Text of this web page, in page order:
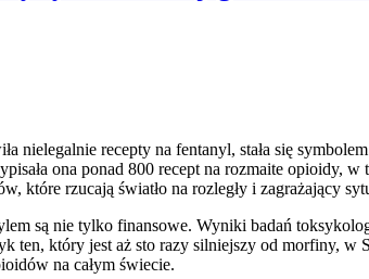
nielegalnie recepty na fentanyl, stała się
ona ponad 800 recept na rozmaite opioidy, w
które rzucają światło na rozległy i zagrażający
są nie tylko finansowe. Wyniki badań
ten, który jest aż sto razy silniejszy od morfiny,
na całym świecie.